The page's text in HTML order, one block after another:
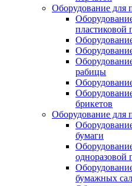
Оборудование для
пластиковой
рабицы
брикетов
Оборудование для
бумаги
одноразовой
бумажных